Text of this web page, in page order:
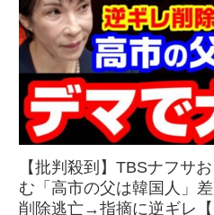
【批判殺到】TBSナフサ
む「高市の父は韓国人」
削除逃亡→指摘に逆ギレ【